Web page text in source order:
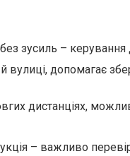
зусиль –
вулиці, допомагає
дистанціях,
– важливо